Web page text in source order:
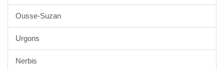
Ousse-Suzan
Urgons
Nerbis